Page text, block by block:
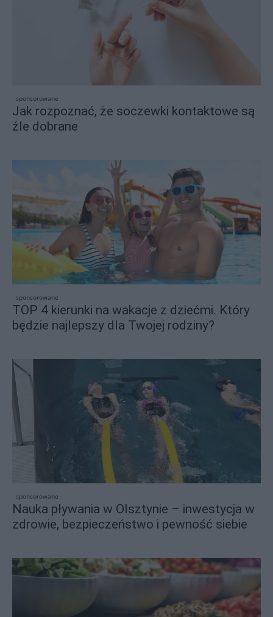
sponsorowane
Jak rozpoznać, że soczewki kontaktowe są
źle dobrane
sponsorowane
TOP 4 kierunki na wakacje z dziećmi. Który
będzie najlepszy dla Twojej rodziny?
sponsorowane
Nauka pływania w Olsztynie – inwestycja w
zdrowie, bezpieczeństwo i pewność siebie